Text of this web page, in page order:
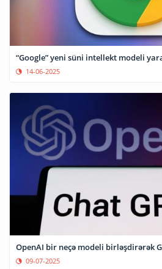
“Google” yeni süni intellekt modeli
14-06-2025
OpenAI bir neçə modeli birləşdirərək
09-07-2025